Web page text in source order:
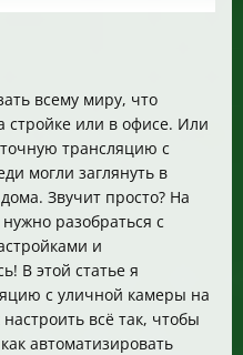
трансляцию с
OBS
трансляций
к камере при
параметров для
всему миру, что
стройке или в офисе. Или
трансляцию с
могли заглянуть в
Звучит просто? На
разобраться с
и
В этой статье я
с уличной камеры на
всё так, чтобы
автоматизировать